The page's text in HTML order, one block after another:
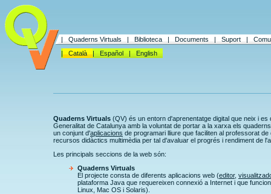
| Quaderns Virtuals | Biblioteca | Documents | Suport |
|
Català | Español | English
Quaderns Virtuals (QV) és un entorn d'aprenentatge digital que neix i es
Generalitat de Catalunya amb la voluntat de portar a la xarxa els
un conjunt d'aplicacions de programari lliure que faciliten al professorat
recursos didàctics multimèdia per tal d'avaluar el progrés i rendiment de
Les principals seccions de la web són:
Quaderns Virtuals
El projecte consta de diferents aplicacions web (editor,
plataforma Java que requereixen connexió a Internet i que
Linux, Mac OS i Solaris).